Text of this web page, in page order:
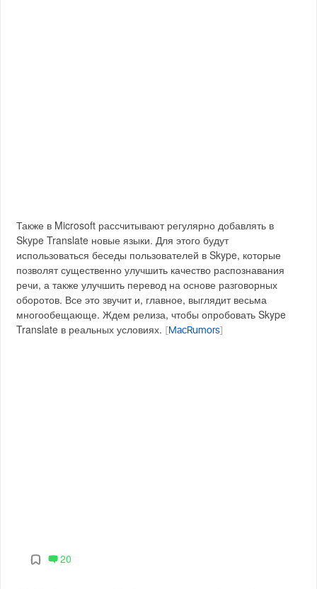
Также в Microsoft рассчитывают регулярно добавлять в
Skype Translate новые языки. Для этого будут
использоваться беседы пользователей в Skype, которые
позволят существенно улучшить качество распознавания
речи, а также улучшить перевод на основе разговорных
оборотов. Все это звучит и, главное, выглядит весьма
многообещающе. Ждем релиза, чтобы опробовать Skype
Translate в реальных условиях.
MacRumors
20